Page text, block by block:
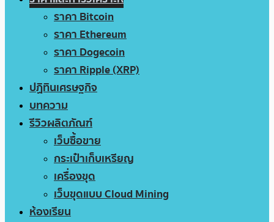
ราคา Bitcoin
ราคา Ethereum
ราคา Dogecoin
ราคา Ripple (XRP)
ปฏิทินเศรษฐกิจ
บทความ
รีวิวผลิตภัณฑ์
เว็บซื้อขาย
กระเป๋าเก็บเหรียญ
เครื่องขุด
เว็บขุดแบบ Cloud Mining
ห้องเรียน